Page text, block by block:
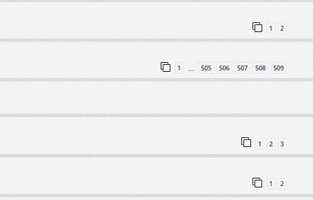
1 2
1 … 505 506 507 508 509
1 2 3
1 2